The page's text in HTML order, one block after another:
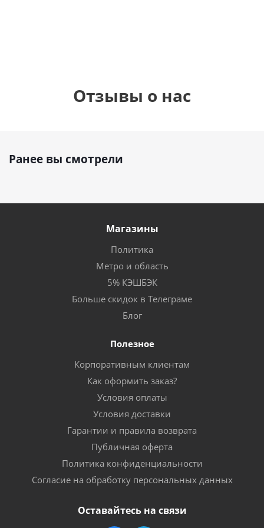
Отзывы о нас
Ранее вы смотрели
Магазины
Политика
Метро и область
5% КЭШБЭК
Больше скидок в Телеграме
Блог
Полезное
Корпоративным клиентам
Как оформить заказ?
Условия оплаты
Условия доставки
Гарантии и правила возврата
Публичная оферта
Политика конфиденциальности
Согласие на обработку персональных данных
Оставайтесь на связи